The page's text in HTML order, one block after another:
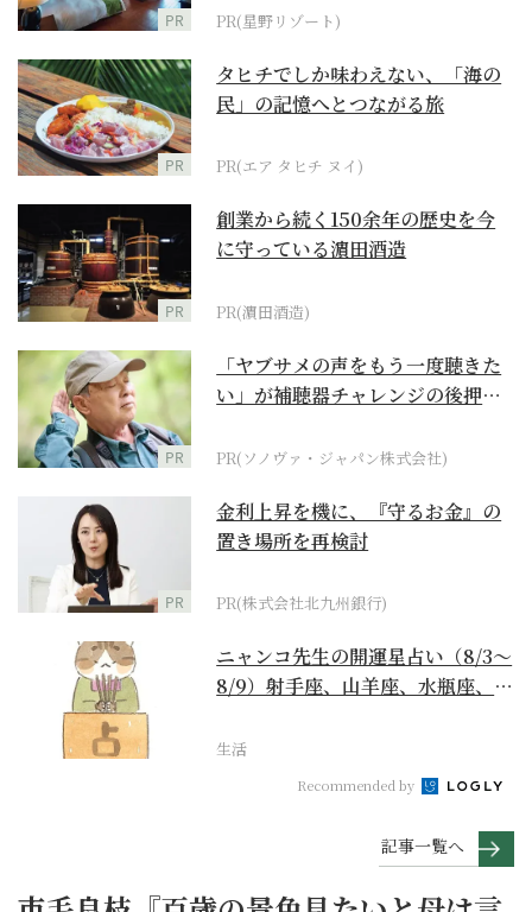
PR PR(星野リゾート)
PR
タヒチでしか味わえない、「海の
民」の記憶へとつながる旅
PR(エア タヒチ ヌイ)
PR
創業から続く150余年の歴史を今
に守っている濵田酒造
PR(濵田酒造)
PR
「ヤブサメの声をもう一度聴きた
い」が補聴器チャレンジの後押し
PR(ソノヴァ・ジャパン株式会社)
PR
金利上昇を機に、『守るお金』の
置き場所を再検討
PR(株式会社北九州銀行)
ニャンコ先生の開運星占い（8/3～
8/9）射手座、山羊座、水瓶座、魚
生活
Recommended by
記事一覧へ